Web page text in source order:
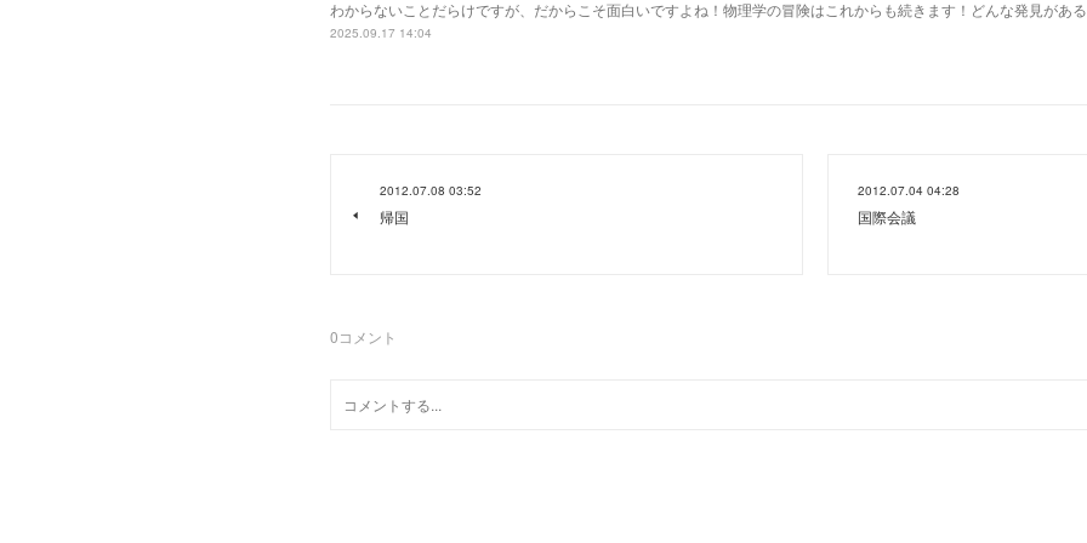
わからないことだらけですが、だからこそ面白いですよね！物理学の冒険はこれからも続きます！どんな発見があ
2025.09.17 14:04
2012.07.08 03:52
帰国
2012.07.04 04:28
国際会議
0コメント